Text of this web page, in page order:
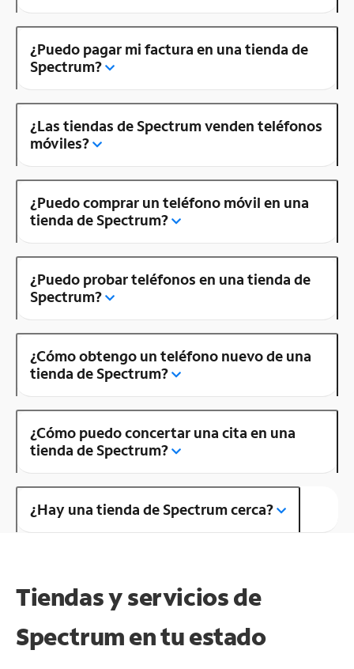
¿Puedo pagar mi factura en una tienda de
Spectrum?
¿Las tiendas de Spectrum venden teléfonos
móviles?
¿Puedo comprar un teléfono móvil en una
tienda de Spectrum?
¿Puedo probar teléfonos en una tienda de
Spectrum?
¿Cómo obtengo un teléfono nuevo de una
tienda de Spectrum?
¿Cómo puedo concertar una cita en una
tienda de Spectrum?
¿Hay una tienda de Spectrum cerca?
Tiendas y servicios de
Spectrum en tu estado